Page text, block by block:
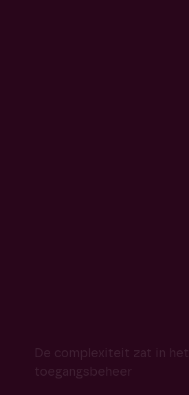
De complexiteit zat in het
toegangsbeheer